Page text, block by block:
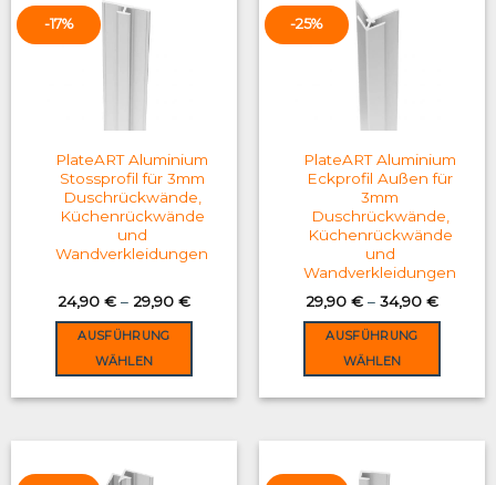
-17%
PlateART Aluminium
Stossprofil für 3mm
Duschrückwände,
Küchenrückwände
und
Wandverkleidungen
24,90 €– 29,90 €
AUSFÜHRUNG
WÄHLEN
variants.
-25%
PlateART Aluminium
Eckprofil Außen für
3mm
Duschrückwände,
Küchenrückwände
und
Wandverkleidungen
29,90 €– 34,90 €
AUSFÜHRUNG
WÄHLEN
variants.